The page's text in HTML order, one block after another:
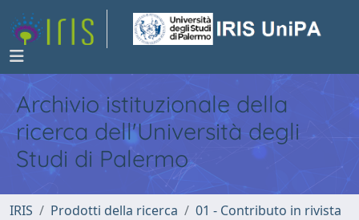
Archivio istituzionale della
ricerca dell'Università degli
Studi di Palermo
IRIS Prodotti della ricerca
01 - Contributo in rivista